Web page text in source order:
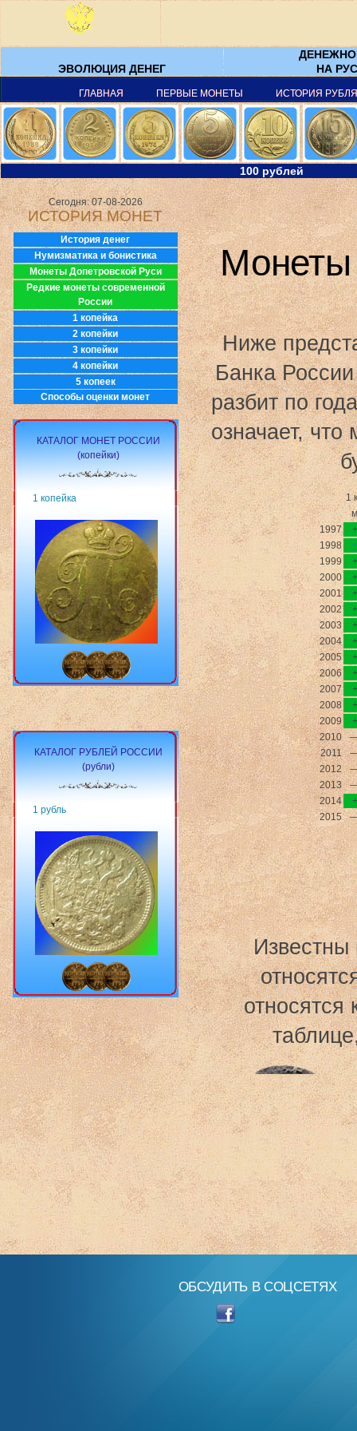
ЭВОЛЮЦИЯ ДЕНЕГ
НА
ИСТОРИЯ РУБЛЯ
ПЕРВЫЕ МОНЕТЫ
ГЛАВНАЯ
100 рублей
Сегодня: 07-08-2026
ИСТОРИЯ МОНЕТ
История денег
Нумизматика и бонистика
Монеты Допетровской Руси
Редкие монеты современной
России
1 копейка
2 копейки
3 копейки
4 копейки
5 копеек
Способы оценки монет
КАТАЛОГ МОНЕТ РОССИИ
(копейки)
1 копейка
КАТАЛОГ РУБЛЕЙ РОССИИ
(рубли)
1 рубль
Монеты
Ниже
Банка
разбит по
означает,
1
м
1997
+
1998
+
1999
+
2000
+
2001
+
2002
+
2003
+
2004
+
2005
+
2006
+
2007
+
2008
+
2009
+
2010
2011
2012
2013
2014
+
2015
Известны
ОБСУДИТЬ В СОЦСЕТЯХ